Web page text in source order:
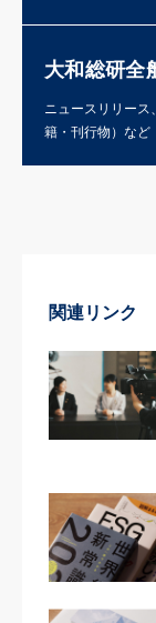
大和総研全
ニュースリリー
籍・刊行物）など
関連リンク